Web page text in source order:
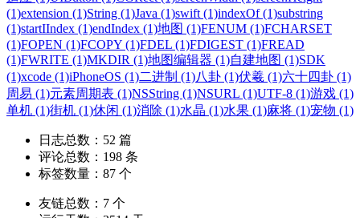
(1)extension (1)String (1)Java (1)swift (1)indexOf (1)substring
(1)startIIndex (1)endIndex (1)地图 (1)FENUM (1)FCHARSET
(1)FOPEN (1)FCOPY (1)FDEL (1)FDIGEST (1)FREAD
(1)FWRITE (1)MKDIR (1)地图编辑器 (1)自建地图 (1)SDK
(1)xcode (1)iPhoneOS (1)二进制 (1)八卦 (1)伏羲 (1)六十四卦 (1)
周易 (1)元素周期表 (1)NSString (1)NSURL (1)UTF-8 (1)游戏 (1)
单机 (1)街机 (1)休闲 (1)消除 (1)水晶 (1)水果 (1)麻将 (1)宠物 (1)
日志总数： 52 篇
评论总数： 198 条
标签数量： 87 个
友链总数： 7 个